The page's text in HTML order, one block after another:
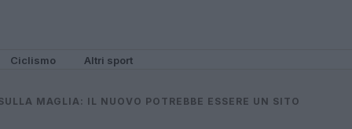
Ciclismo Altri sport
MAGLIA: IL NUOVO POTREBBE ESSERE UN SITO